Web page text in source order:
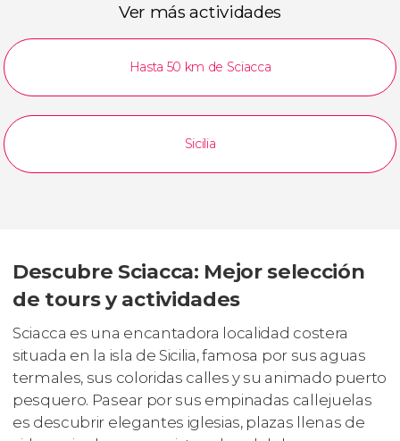
Ver más actividades
Hasta 50 km de Sciacca
Sicilia
Descubre Sciacca: Mejor selección
de tours y actividades
Sciacca es una encantadora localidad costera
situada en la isla de Sicilia, famosa por sus aguas
termales, sus coloridas calles y su animado puerto
pesquero. Pasear por sus empinadas callejuelas
es descubrir elegantes iglesias, plazas llenas de